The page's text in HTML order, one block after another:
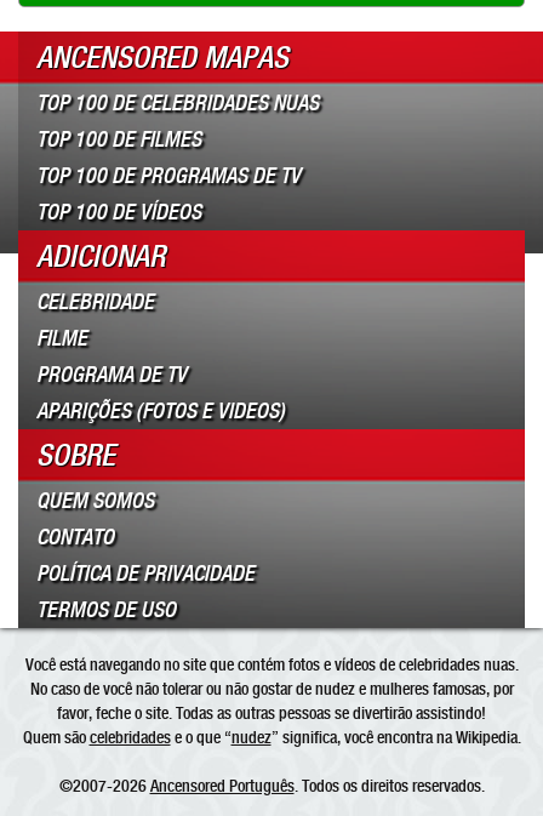
ANCENSORED MAPAS
TOP 100 DE CELEBRIDADES NUAS
TOP 100 DE FILMES
TOP 100 DE PROGRAMAS DE TV
TOP 100 DE VÍDEOS
ADICIONAR
CELEBRIDADE
FILME
PROGRAMA DE TV
APARIÇÕES (FOTOS E VIDEOS)
SOBRE
QUEM SOMOS
CONTATO
POLÍTICA DE PRIVACIDADE
TERMOS DE USO
Você está navegando no site que contém fotos e vídeos de celebridades nuas.
No caso de você não tolerar ou não gostar de nudez e mulheres famosas, por
favor, feche o site. Todas as outras pessoas se divertirão assistindo!
Quem sãocelebridadese o que “nudez” significa, você encontra na Wikipedia.
©2007-2026Ancensored Português. Todos os direitos reservados.